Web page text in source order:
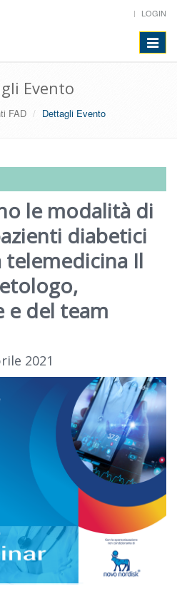
LOGIN
Toggle
Evento
FAD Dettagli Evento
le modalità di
diabetici
Il
e del team
2021